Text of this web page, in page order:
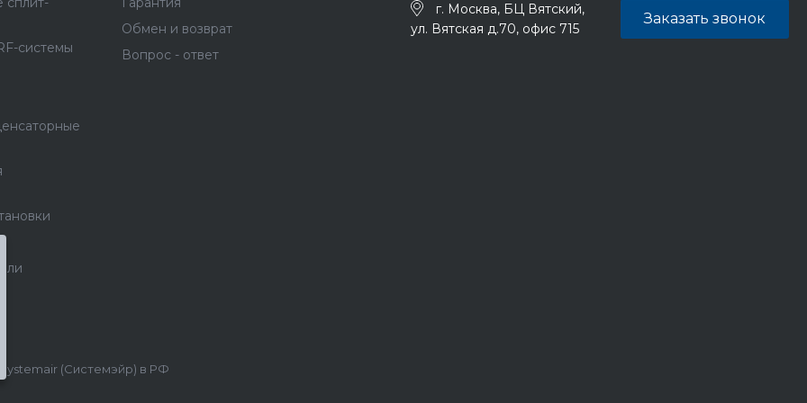
системы
Обмен и возврат
Вопрос - ответ
г. Москва, БЦ Вятский,
ул. Вятская д.70, офис 715
Заказать звонок
(Системэйр) в РФ